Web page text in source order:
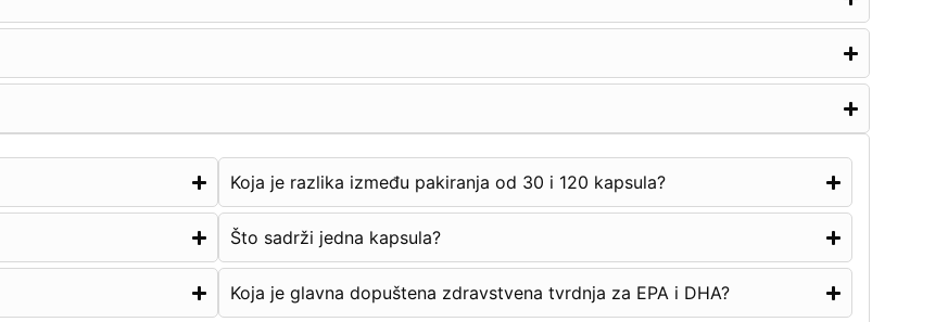
Koja je razlika između pakiranja od 30 i 120 kapsula?
Što sadrži jedna kapsula?
Koja je glavna dopuštena zdravstvena tvrdnja za EPA i DHA?